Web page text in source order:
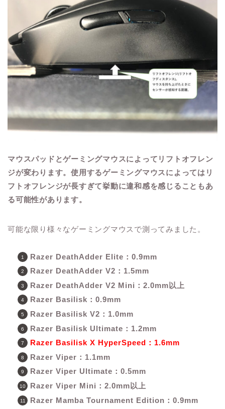
マウスパッドとゲーミングマウスによってリフトオフレン
ジが変わります。使用するゲーミングマウスによってはリ
フトオフレンジが長すぎて挙動に違和感を感じることもあ
る可能性があります。
可能な限り様々なゲーミングマウスで測ってみました。
Razer DeathAdder Elite：0.9mm
Razer DeathAdder V2：1.5mm
Razer DeathAdder V2 Mini：2.0mm以上
Razer Basilisk：0.9mm
Razer Basilisk V2：1.0mm
Razer Basilisk Ultimate：1.2mm
Razer Basilisk X HyperSpeed：1.6mm
Razer Viper：1.1mm
Razer Viper Ultimate：0.5mm
Razer Viper Mini：2.0mm以上
Razer Mamba Tournament Edition：0.9mm